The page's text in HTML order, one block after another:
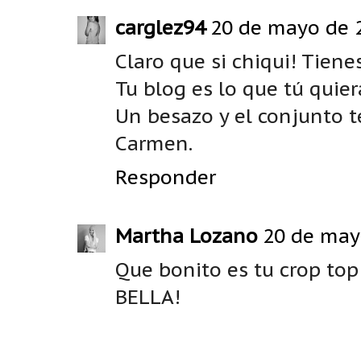
carglez94 20 de mayo de
Claro que si chiqui!
Tu blog es lo que tú
Un besazo y el conjunto
Carmen.
Responder
Martha Lozano 20 de
Que bonito es tu crop
BELLA!